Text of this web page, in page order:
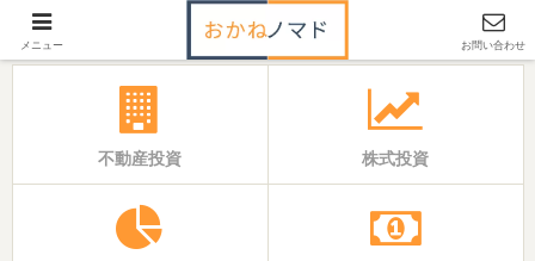
「いえ」と「おかね」の基本バイブル
不動産投資 株式投資
メニュー お問い合わせ